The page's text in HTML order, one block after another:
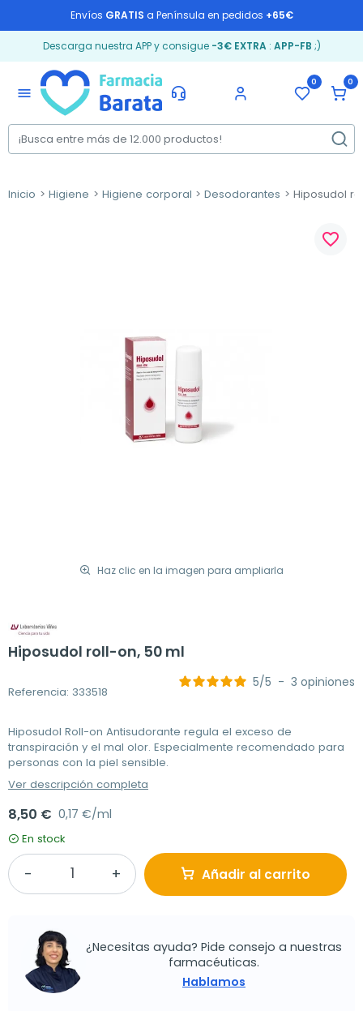
Envíos GRATIS a Península en pedidos +65€
Descarga nuestra APP y consigue -3€ EXTRA: APP-FB ;)
menu
0 0
Inicio Higiene Higiene corporal Desodorantes Hiposudol
Haz clic en la imagen para ampliarla
favorite_border
Hiposudol roll-on, 50 ml
Referencia: 333518
5/5 - 3 opiniones
Hiposudol Roll-on Antisudorante regula el exceso de
transpiración y el mal olor. Especialmente recomendado para
personas con la piel sensible.
Ver descripción completa
8,50 € 0,17 €/ml
En stock
Añadir al carrito
¿Necesitas ayuda? Pide consejo a nuestras
farmacéuticas.
Hablamos